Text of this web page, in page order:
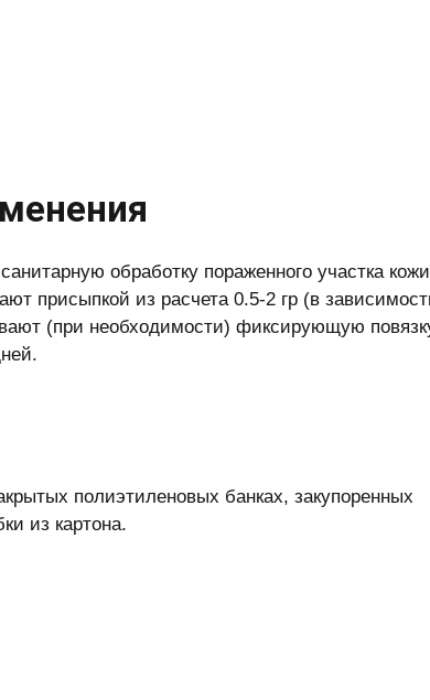
обработку пораженного участка
присыпкой из расчета 0.5-2 гр (в
(при необходимости) фиксирующую
полиэтиленовых банках, закупоренных
из картона.